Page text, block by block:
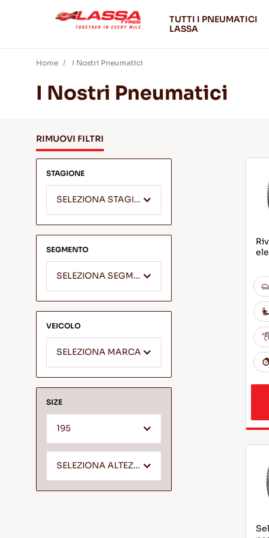
TUTTI I PNEUMATICI
LASSA
Home I Nostri Pneumatici
I Nostri Pneumatici
RIMUOVI FILTRI
STAGIONE
SELEZIONA STAGIONE
SEGMENTO
SELEZIONA SEGMENTO
VEICOLO
SELEZIONA MARCA
SIZE
195
SELEZIONA ALTEZZA *